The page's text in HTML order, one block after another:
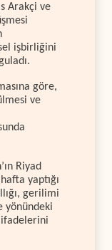
Arakçi ve
işbirliğini
göre,
ve
Riyad
yaptığı
gerilimi
yönündeki
ifadelerini